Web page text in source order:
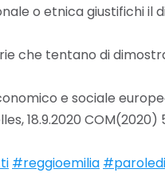
o etnica giustifichi il
che tentano di
e sociale
18.9.2020
#reggioemilia